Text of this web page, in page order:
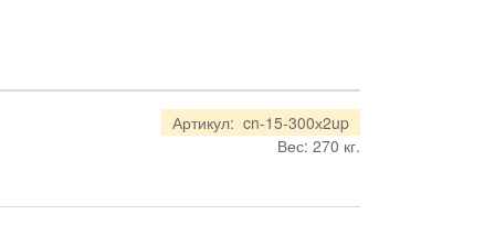
Артикул: cn-15-300х2up
Вес: 270 кг.